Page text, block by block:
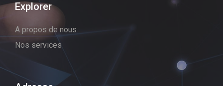
Explorer
A propos de nous
Nos services